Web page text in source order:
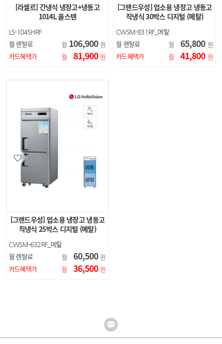
[라셀르] 간냉식 냉장고+냉동고
1014L 올스텐
LS-1045HRF
월 렌탈료 월 106,900 원
카드혜택가
월 81,900 원
[그랜드우성] 업소용 냉장고 냉동고
직냉식 30박스 디지털 (메탈)
CWSM-831RF_메탈
월 렌탈료 월 65,800 원
카드혜택가
월 41,800 원
[그랜드우성] 업소용 냉장고 냉동고
직냉식 25박스 디지털 (메탈)
CWSM-632RF_메탈
월 렌탈료 월 60,500 원
카드혜택가
월 36,500 원